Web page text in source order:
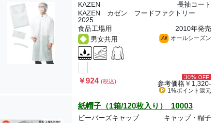
KAZEN
長袖コート
KAZEN カゼン フードファクトリー
2025
食品工場用
2010年発売
男女共用
All オールシーズン
￥924(税込)
30% OFF
参考価格￥1,320-
1%ポイント 還元
紙帽子（1箱/120枚入り） 10003
ビーバーズキャップ
キャップ・帽子